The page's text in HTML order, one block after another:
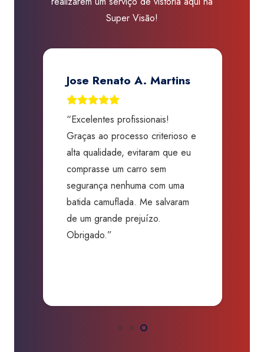
Super Visão!
Jose Renato A. Martins
“Excelentes profissionais!
Graças ao processo criterioso e
alta qualidade, evitaram que eu
comprasse um carro sem
segurança nenhuma com uma
batida camuflada. Me salvaram
de um grande prejuízo.
Obrigado.”